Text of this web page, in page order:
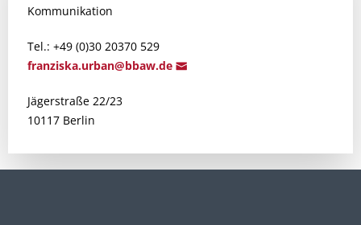
Kommunikation
Tel.: +49 (0)30 20370 529
franziska.urban@bbaw.de
Jägerstraße 22/23
10117 Berlin